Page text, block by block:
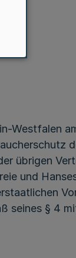
Westfalen
übrigen
und
seines § 4